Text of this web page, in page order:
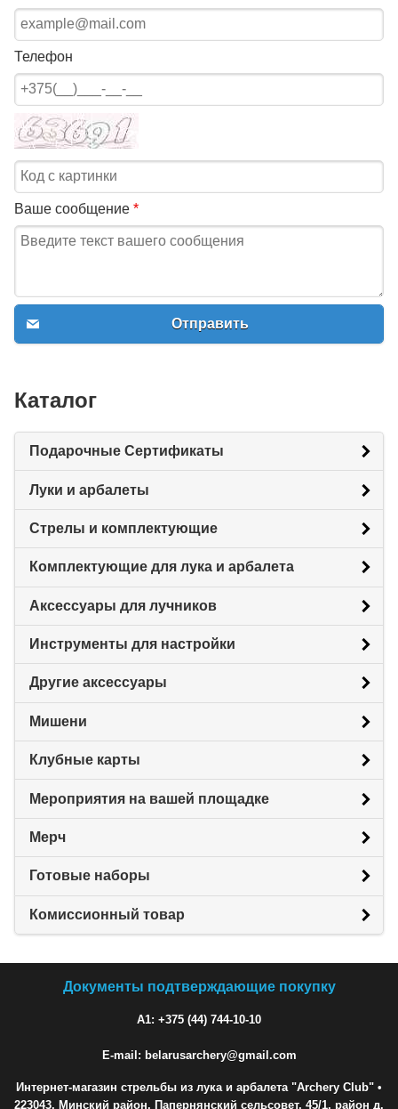
Телефон
Ваше сообщение *
Отправить
Каталог
Подарочные Сертификаты
Луки и арбалеты
Стрелы и комплектующие
Комплектующие для лука и арбалета
Аксессуары для лучников
Инструменты для настройки
Другие аксессуары
Мишени
Клубные карты
Мероприятия на вашей площадке
Мерч
Готовые наборы
Комиссионный товар
Документы подтверждающие покупку
A1: +375 (44) 744-10-10
E-mail: belarusarchery@gmail.com
Интернет-магазин стрельбы из лука и арбалета "Archery Club" •
223043, Минский район, Папернянский сельсовет, 45/1, район д.